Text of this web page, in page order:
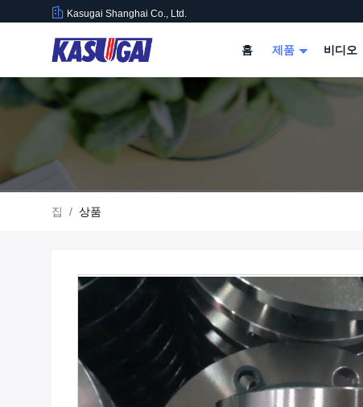
Kasugai Shanghai Co., Ltd.
홈 제품 비디오
집 / 상품